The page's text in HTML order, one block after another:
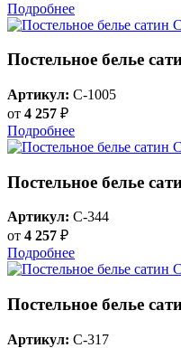
Подробнее
Постельное белье
Артикул: C-1005
от 4 257 ₽
Подробнее
Постельное белье
Артикул: C-344
от 4 257 ₽
Подробнее
Постельное белье
Артикул: C-317